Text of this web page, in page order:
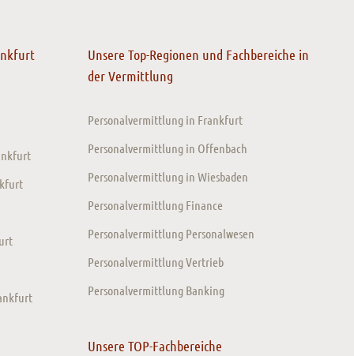
Unsere Top-Regionen und Fachbereiche in
der Vermittlung
Personalvermittlung in Frankfurt
Personalvermittlung in Offenbach
Personalvermittlung in Wiesbaden
Personalvermittlung Finance
Personalvermittlung Personalwesen
Personalvermittlung Vertrieb
Personalvermittlung Banking
Unsere TOP-Fachbereiche